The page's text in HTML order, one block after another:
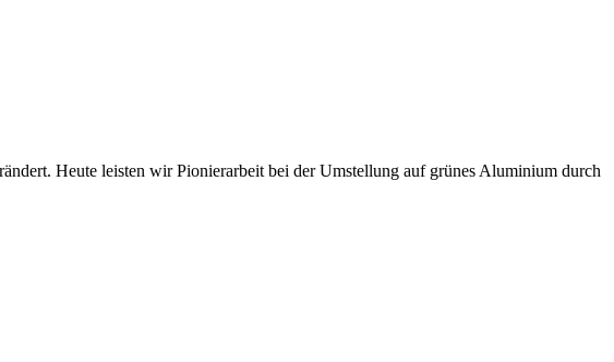
Heute leisten wir Pionierarbeit bei der Umstellung auf grünes Aluminium durch